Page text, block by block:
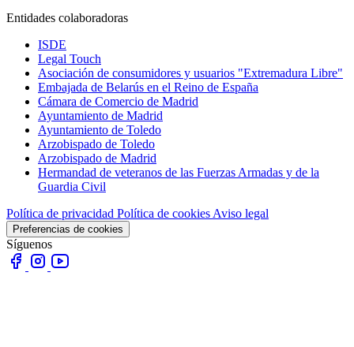
Entidades colaboradoras
ISDE
Legal Touch
Asociación de consumidores y usuarios "Extremadura Libre"
Embajada de Belarús en el Reino de España
Cámara de Comercio de Madrid
Ayuntamiento de Madrid
Ayuntamiento de Toledo
Arzobispado de Toledo
Arzobispado de Madrid
Hermandad de veteranos de las Fuerzas Armadas y de la
Guardia Civil
Política de privacidad Política de cookies Aviso legal
Preferencias de cookies
Síguenos